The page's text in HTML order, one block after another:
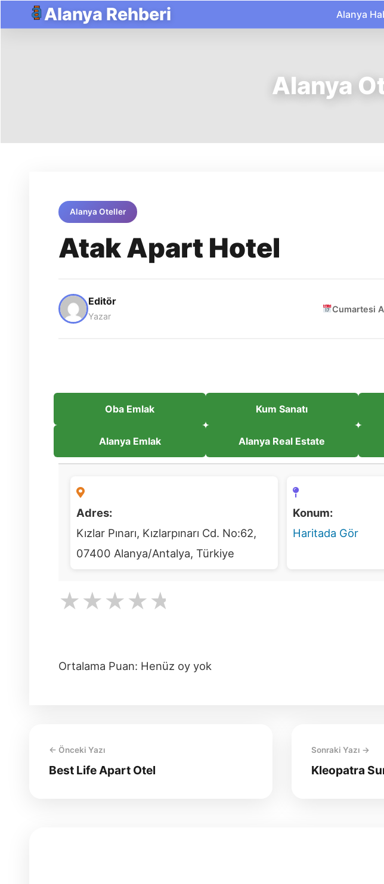
Alanya Rehberi Alanya
Alanya
Alanya Oteller
Atak Apart Hotel
Editör
Yazar
Cumartesi
Oba Emlak Kum Sanatı
Alanya Emlak Alanya Real Estate
Adres:
Kızlar Pınarı, Kızlarpınarı Cd. No:62,
07400 Alanya/Antalya, Türkiye
Konum:
Haritada Gör
★ ★★★
Ortalama Puan: Henüz oy yok
← Önceki Yazı
Best Life Apart Otel
Sonraki Yazı →
Kleopatra